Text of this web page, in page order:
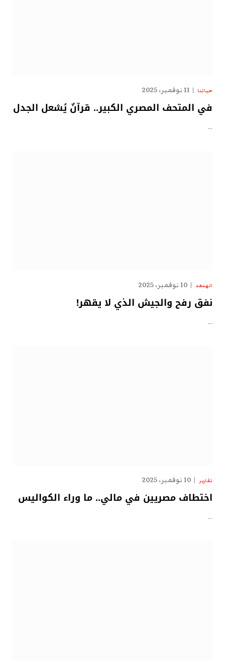
حياتنا 11 نوفمبر، 2025
في المتحف المصري الكبير.. قرآنٌ يُشعل الجدل
…
الهدهد 10 نوفمبر، 2025
نفق رفح والجيش الذي لا يقهر!
…
تقارير 10 نوفمبر، 2025
اختطاف مصريين في مالي.. ما وراء الكواليس
…